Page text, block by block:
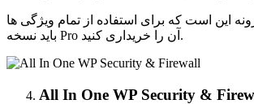
این است که برای استفاده از تمام ویژگی ها
باید نسخه Pro آن را خریداری کنید.
All In One WP Security &